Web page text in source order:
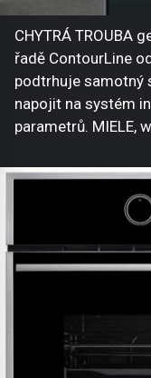
CHYTRÁ TROUBA
řadě ContourLine
podtrhuje samotný
napojit na systém
parametrů. MIELE,